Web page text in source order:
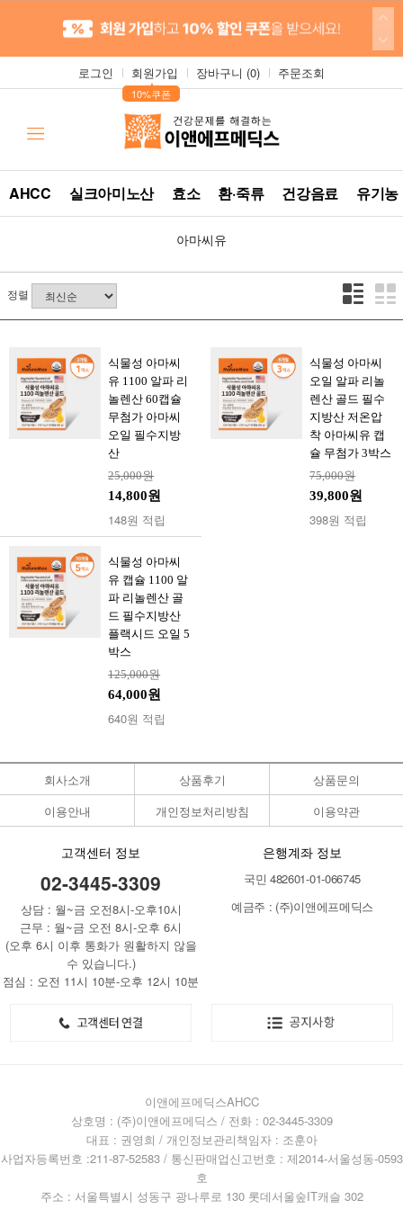
로그인 회원가입
▲
10%쿠폰
장바구니 (0) 주문조회
AHCC 실크아미노산 효소 환·죽류 건강음료 유기
아마씨유
정렬
식물성 아마씨
유 1100 알파 리
놀렌산 60캡슐
무첨가 아마씨
오일 필수지방
산
25,000원
14,800원
148원 적립
식물성 아마씨
오일 알파 리놀
렌산 골드 필수
지방산 저온압
착 아마씨유 캡
슐 무첨가 3박스
75,000원
39,800원
398원 적립
식물성 아마씨
유 캡슐 1100 알
파 리놀렌산 골
드 필수지방산
플랙시드 오일 5
박스
125,000원
64,000원
640원 적립
회사소개 상품후기
상품문의
이용안내
개인정보처리방침 이용약관
고객센터 정보
02-3445-3309
상담 : 월~금 오전8시-오후10시
근무 : 월~금 오전 8시-오후 6시
(오후 6시 이후 통화가 원활하지 않을
수 있습니다.)
점심 : 오전 11시 10분-오후 12시 10분
은행계좌 정보
국민 482601-01-066745
예금주 : (주)이앤에프메딕스
이앤에프메딕스AHCC
상호명 : (주)이앤에프메딕스 / 전화 : 02-3445-3309
대표 : 권영희 / 개인정보관리책임자 : 조훈아
사업자등록번호 :211-87-52583 / 통신판매업신고번호 : 제2014-서울성동-0593
호
주소 : 서울특별시 성동구 광나루로 130 롯데서울숲IT캐슬 302